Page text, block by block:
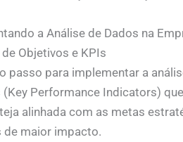
a Análise de Dados na
Objetivos e KPIs
passo para implementar a
(Key Performance Indicators)
alinhada com as metas
de maior impacto.